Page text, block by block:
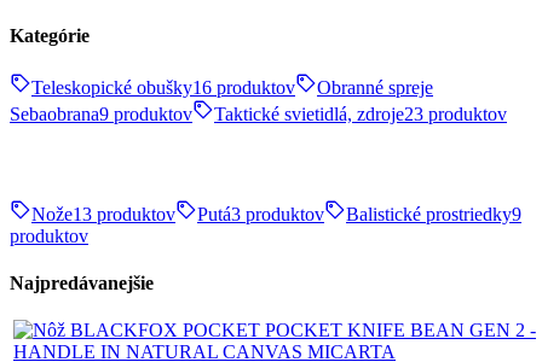
Kategórie
Teleskopické obušky16 produktov
Obranné spreje
Sebaobrana9 produktov Taktické svietidlá, zdroje23 produktov
Nože13 produktov Putá3 produktov Balistické prostriedky9
produktov
Najpredávanejšie